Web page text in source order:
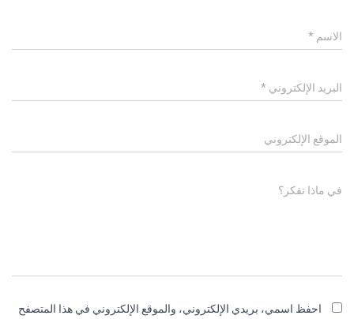
الاسم *
البريد الإلكتروني *
الموقع الإلكتروني
في ماذا تفكر؟
احفظ اسمي، بريدي الإلكتروني، والموقع الإلكتروني في هذا المتصفح